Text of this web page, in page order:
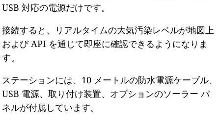
USB 対応の電源だけです。
接続すると、リアルタイムの大気汚染レベルが地図上
および API を通じて即座に確認できるようになりま
す。
ステーションには、10 メートルの防水電源ケーブル、
USB 電源、取り付け装置、オプションのソーラー パ
ネルが付属しています。